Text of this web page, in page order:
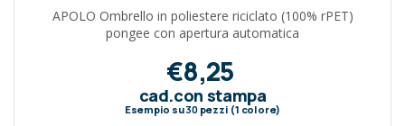
APOLO Ombrello in poliestere riciclato (100% rPET)
pongee con apertura automatica
€8,25
cad.con stampa
Esempio su30pezzi (1 colore)